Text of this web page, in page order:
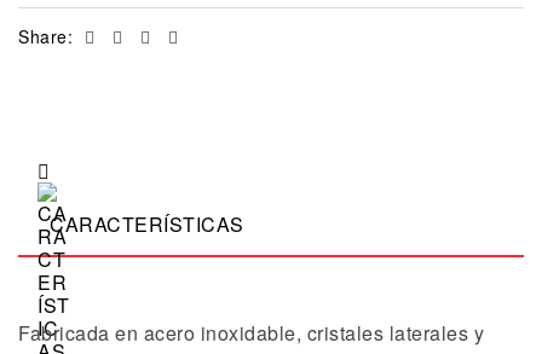
Share: Facebook
TwitterLinkedin
CARACTERÍSTICAS
Fabricada en acero inoxidable, cristales laterales y